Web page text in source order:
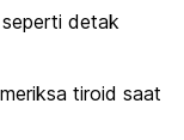
detak
tiroid saat